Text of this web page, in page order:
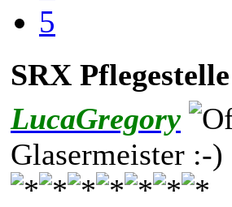
5
SRX
LucaGregory
Glasermeister :-)